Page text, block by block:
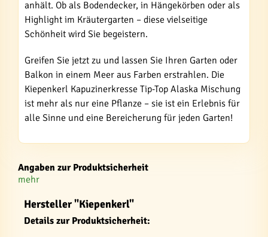
anhält. Ob als Bodendecker, in Hängekörben oder als
Highlight im Kräutergarten – diese vielseitige
Schönheit wird Sie begeistern.
Greifen Sie jetzt zu und lassen Sie Ihren Garten oder
Balkon in einem Meer aus Farben erstrahlen. Die
Kiepenkerl Kapuzinerkresse Tip-Top Alaska Mischung
ist mehr als nur eine Pflanze – sie ist ein Erlebnis für
alle Sinne und eine Bereicherung für jeden Garten!
Angaben zur Produktsicherheit
mehr
Hersteller "Kiepenkerl"
Details zur Produktsicherheit: